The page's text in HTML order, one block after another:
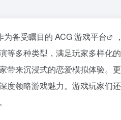
为备受瞩目的 ACG 游戏平台
等多种类型，满足玩家多样化
带来沉浸式的恋爱模拟体验。
度领略游戏魅力。游戏玩家们